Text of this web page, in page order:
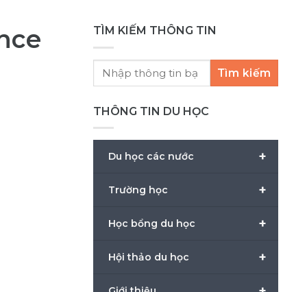
TÌM KIẾM THÔNG TIN
Tìm kiếm
THÔNG TIN DU HỌC
+
Du học các nước
+
Trường học
+
Học bổng du học
+
Hội thảo du học